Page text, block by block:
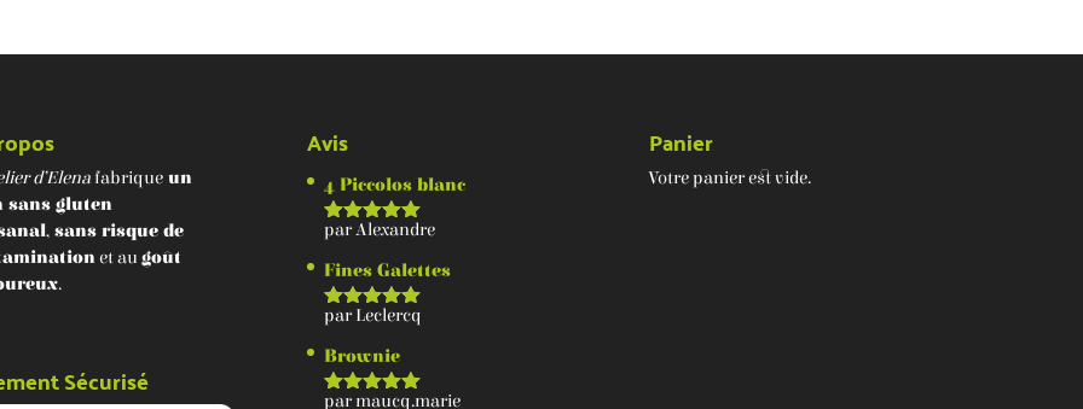
d’Elenafabriqueun
sans gluten
, sans risque de
et au goût
.
Sécurisé
Avis
4 Piccolos blanc
Note5
par Alexandre
Fines Galettes
Note5
par Leclercq
Brownie
par maucq.marie
Panier
Votre panier est vide.